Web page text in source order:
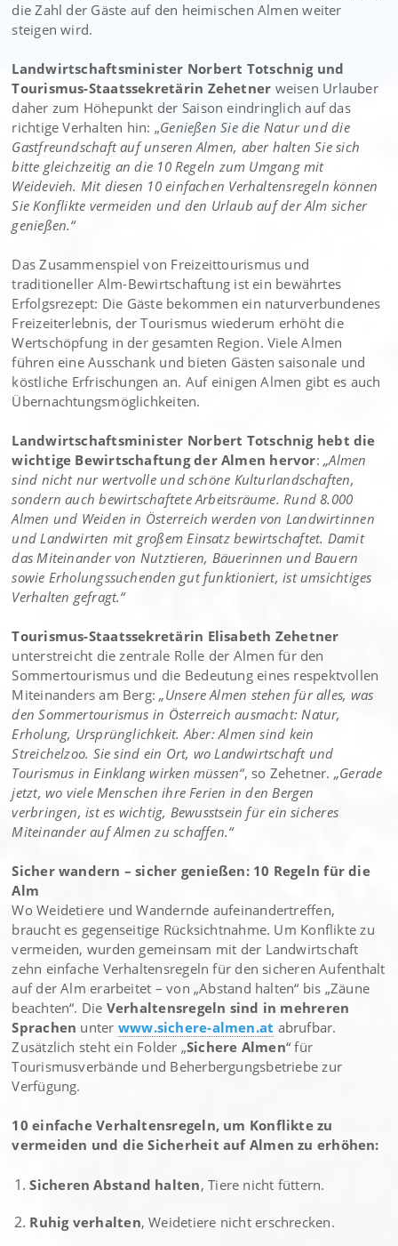
die Zahl der Gäste auf den heimischen Almen weiter
steigen wird.
Landwirtschaftsminister Norbert Totschnig und
Tourismus-Staatssekretärin Zehetner weisen Urlauber
daher zum Höhepunkt der Saison eindringlich auf das
richtige Verhalten hin: „Genießen Sie die Natur und die
Gastfreundschaft auf unseren Almen, aber halten Sie sich
bitte gleichzeitig an die 10 Regeln zum Umgang mit
Weidevieh. Mit diesen 10 einfachen Verhaltensregeln können
Sie Konflikte vermeiden und den Urlaub auf der Alm sicher
genießen.“
Das Zusammenspiel von Freizeittourismus und
traditioneller Alm-Bewirtschaftung ist ein bewährtes
Erfolgsrezept: Die Gäste bekommen ein naturverbundenes
Freizeiterlebnis, der Tourismus wiederum erhöht die
Wertschöpfung in der gesamten Region. Viele Almen
führen eine Ausschank und bieten Gästen saisonale und
köstliche Erfrischungen an. Auf einigen Almen gibt es auch
Übernachtungsmöglichkeiten.
Landwirtschaftsminister Norbert Totschnig hebt die
wichtige Bewirtschaftung der Almen hervor:„Almen
sind nicht nur wertvolle und schöne Kulturlandschaften,
sondern auch bewirtschaftete Arbeitsräume. Rund 8.000
Almen und Weiden in Österreich werden von Landwirtinnen
und Landwirten mit großem Einsatz bewirtschaftet. Damit
das Miteinander von Nutztieren, Bäuerinnen und Bauern
sowie Erholungssuchenden gut funktioniert, ist umsichtiges
Verhalten gefragt.“
Tourismus-Staatssekretärin Elisabeth Zehetner
unterstreicht die zentrale Rolle der Almen für den
Sommertourismus und die Bedeutung eines respektvollen
Miteinanders am Berg:„Unsere Almen stehen für alles, was
den Sommertourismus in Österreich ausmacht: Natur,
Erholung, Ursprünglichkeit. Aber: Almen sind kein
Streichelzoo. Sie sind ein Ort, wo Landwirtschaft und
Tourismus in Einklang wirken müssen“, so Zehetner. „Gerade
jetzt, wo viele Menschen ihre Ferien in den Bergen
verbringen, ist es wichtig, Bewusstsein für ein sicheres
Miteinander auf Almen zu schaffen.“
Sicher wandern – sicher genießen: 10 Regeln für die
Alm
Wo Weidetiere und Wandernde aufeinandertreffen,
braucht es gegenseitige Rücksichtnahme. Um Konflikte zu
vermeiden, wurden gemeinsam mit der Landwirtschaft
zehn einfache Verhaltensregeln für den sicheren Aufenthalt
auf der Alm erarbeitet – von „Abstand halten“ bis „Zäune
beachten“. Die Verhaltensregeln sind in mehreren
Sprachen unter www.sichere-almen.at abrufbar.
Zusätzlich steht ein Folder „Sichere Almen“ für
Tourismusverbände und Beherbergungsbetriebe zur
Verfügung.
10 einfache Verhaltensregeln, um Konflikte zu
vermeiden und die Sicherheit auf Almen zu erhöhen:
Sicheren Abstand halten, Tiere nicht füttern.
Ruhig verhalten, Weidetiere nicht erschrecken.